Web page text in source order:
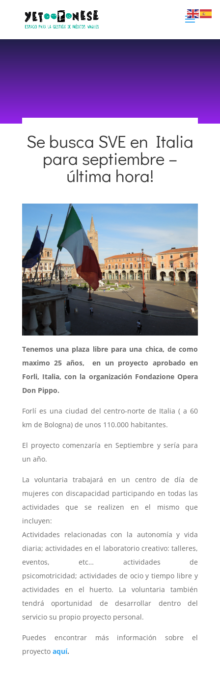
16 agosto 2013|Proyectos Internacionales
Se busca SVE en Italia
para septiembre –
última hora!
Tenemos una plaza libre para una chica, de como
maximo 25 años, en un proyecto aprobado en
Forli, Italia, con la organización Fondazione Opera
Don Pippo.
Forlí es una ciudad del centro-norte de Italia ( a 60
km de Bologna) de unos 110.000 habitantes.
El proyecto comenzaría en Septiembre y sería para
un año.
La voluntaria trabajará en un centro de día de
mujeres con discapacidad participando en todas las
actividades que se realizen en el mismo que
incluyen:
Actividades relacionadas con la autonomía y vida
diaria; actividades en el laboratorio creativo: talleres,
eventos, etc… actividades de
psicomotricidad; actividades de ocio y tiempo libre y
actividades en el huerto. La voluntaria también
tendrá oportunidad de desarrollar dentro del
servicio su propio proyecto personal.
Puedes encontrar más información sobre el
proyecto aquí.